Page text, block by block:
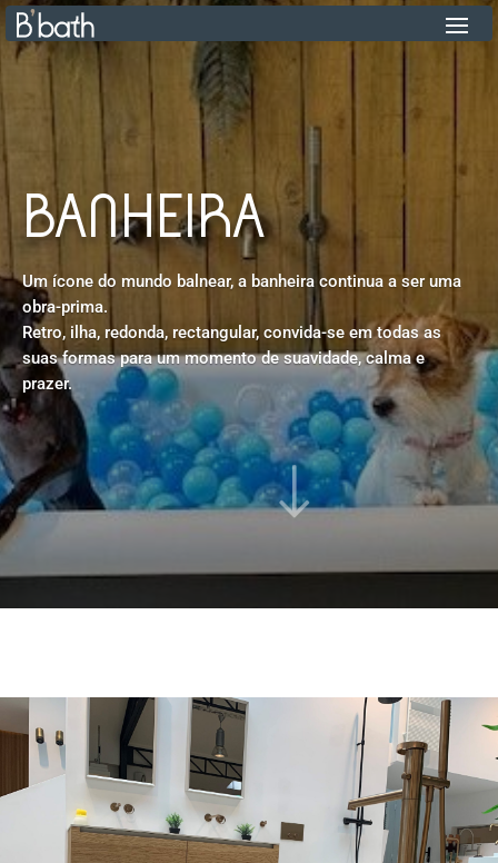
BANHEIRA
Um ícone do mundo balnear, a banheira continua a ser uma
obra-prima.
Retro, ilha, redonda, rectangular, convida-se em todas as
suas formas para um momento de suavidade, calma e
prazer.